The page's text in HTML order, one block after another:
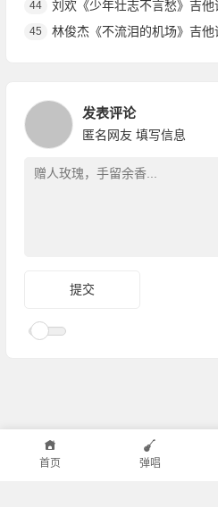
44 刘欢《少年壮志不言愁》吉
45 林俊杰《不流泪的机场》吉
发表评论
匿名网友 填写信息
首页 弹唱